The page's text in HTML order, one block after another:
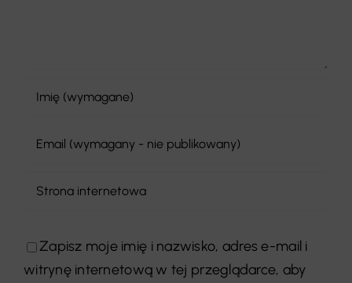
Zapisz moje imię i nazwisko, adres e-mail i
witrynę internetową w tej przeglądarce, aby